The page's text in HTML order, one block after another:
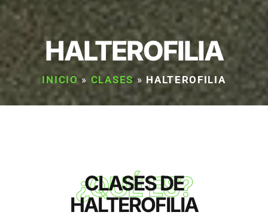
HALTEROFILIA
INICIO» CLASES» HALTEROFILIA
¿QUÉ ES?
CLASES DE
HALTEROFILIA